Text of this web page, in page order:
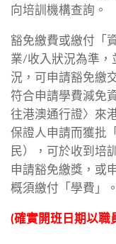
向培訓機構查詢。
豁免繳費或繳付「
業/收入狀況為準，
況，可申請豁免繳
符合申請學費減免
往港澳通行證〉來
保證人申請而獲批
民），可於收到培
申請豁免繳獎，或
概須繳付「學費」。
(確實開班日期以職